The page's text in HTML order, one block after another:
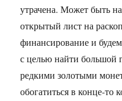
утрачена. Может быть
открытый лист на
финансирование и
с целью найти большой
редкими золотыми
обогатиться в конце-то